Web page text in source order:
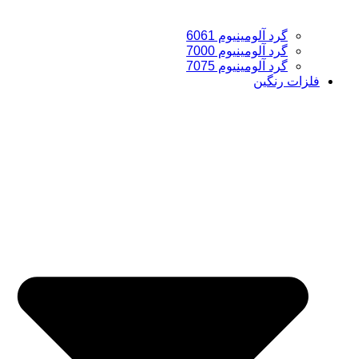
گرد آلومینیوم 6061
گرد آلومینیوم 7000
گرد آلومینیوم 7075
فلزات رنگین